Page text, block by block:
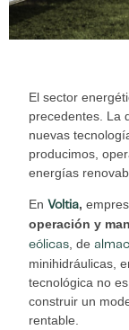
El sector
precedentes. La
nuevas
producimos,
energías
EnVoltia,
operación y
eólicas , de
minihidráulicas,
tecnológica no
construir un
rentable.